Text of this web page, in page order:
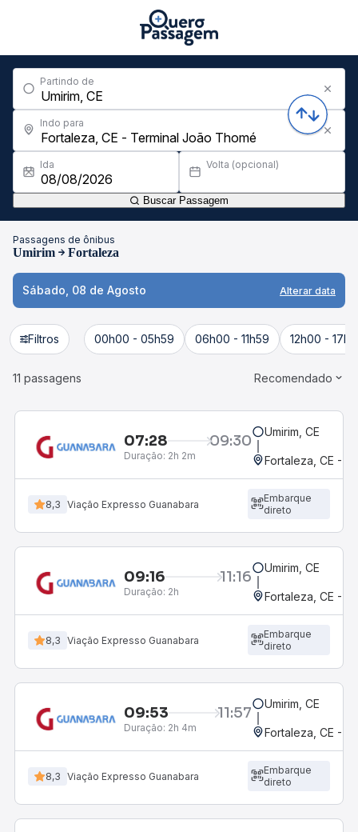
Partindo de
Indo para
Ida Volta (opcional)
Buscar Passagem
Passagens de ônibus
Umirim Fortaleza
Sábado, 08 de Agosto Alterar data
Filtros 00h00 - 05h59 06h00 - 11h59 12h00 -
11 passagens Recomendado
07:28 09:30
Duração: 2h 2m
Umirim, CE
Fortaleza, CE -
8,3 Viação Expresso Guanabara
Embarque
direto
09:16 11:16
Duração: 2h
Umirim, CE
Fortaleza, CE -
8,3 Viação Expresso Guanabara
Embarque
direto
09:53 11:57
Duração: 2h 4m
Umirim, CE
Fortaleza, CE -
8,3 Viação Expresso Guanabara
Embarque
direto